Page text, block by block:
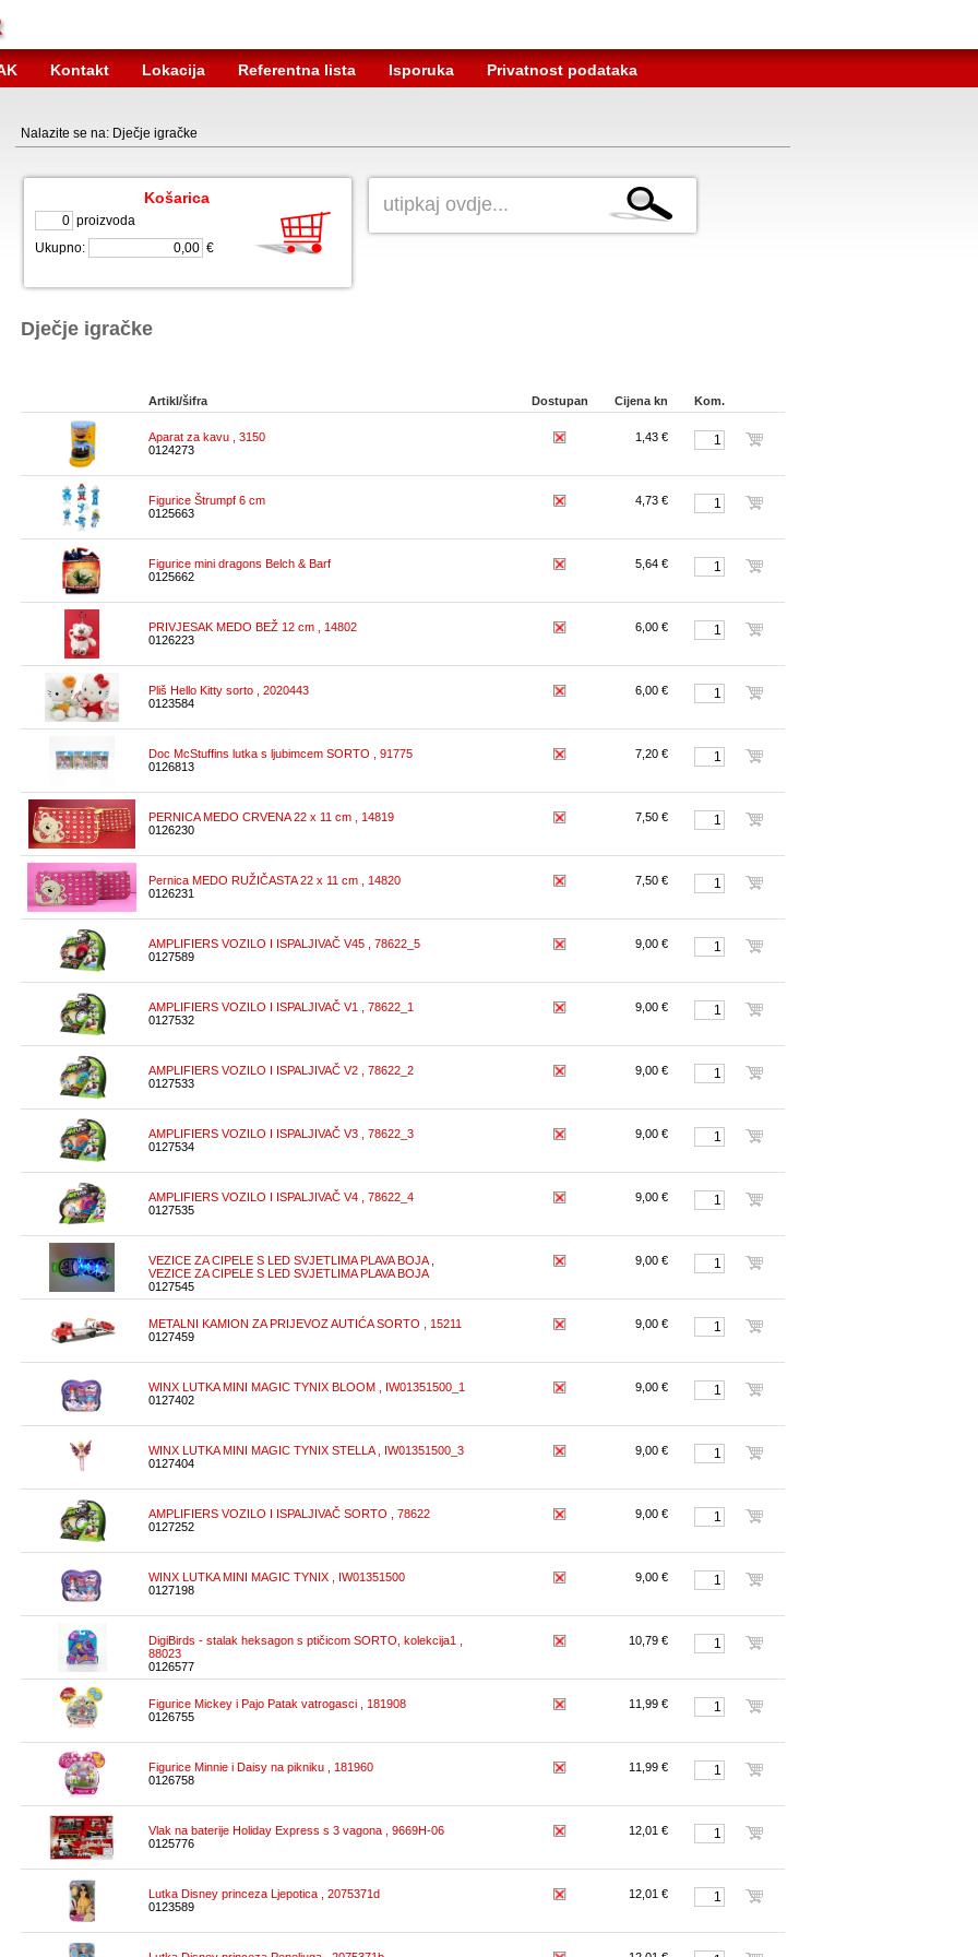
Kontakt Lokacija Referentna lista Isporuka Privatnost podataka
Nalazite se na: Dječje igračke
Košarica
proizvoda
Ukupno:
€
Dječje igračke
Artikl/šifra Dostupan Cijena kn Kom.
Aparat za kavu , 3150
0124273
1,43 €
Figurice Štrumpf 6 cm
0125663
4,73 €
Figurice mini dragons Belch & Barf
0125662
5,64 €
PRIVJESAK MEDO BEŽ 12 cm , 14802
0126223
6,00 €
Pliš Hello Kitty sorto , 2020443
0123584
6,00 €
Doc McStuffins lutka s ljubimcem SORTO , 91775
0126813
7,20 €
PERNICA MEDO CRVENA 22 x 11 cm , 14819
0126230
7,50 €
Pernica MEDO RUŽIČASTA 22 x 11 cm , 14820
0126231
7,50 €
AMPLIFIERS VOZILO I ISPALJIVAČ V45 , 78622_5
0127589
9,00 €
AMPLIFIERS VOZILO I ISPALJIVAČ V1 , 78622_1
0127532
9,00 €
AMPLIFIERS VOZILO I ISPALJIVAČ V2 , 78622_2
0127533
9,00 €
AMPLIFIERS VOZILO I ISPALJIVAČ V3 , 78622_3
0127534
9,00 €
AMPLIFIERS VOZILO I ISPALJIVAČ V4 , 78622_4
0127535
9,00 €
VEZICE ZA CIPELE S LED SVJETLIMA PLAVA BOJA ,
VEZICE ZA CIPELE S LED SVJETLIMA PLAVA BOJA
0127545
9,00 €
METALNI KAMION ZA PRIJEVOZ AUTIĆA SORTO , 15211
0127459
9,00 €
WINX LUTKA MINI MAGIC TYNIX BLOOM , IW01351500_1
0127402
9,00 €
WINX LUTKA MINI MAGIC TYNIX STELLA , IW01351500_3
0127404
9,00 €
AMPLIFIERS VOZILO I ISPALJIVAČ SORTO , 78622
0127252
9,00 €
WINX LUTKA MINI MAGIC TYNIX , IW01351500
0127198
9,00 €
DigiBirds - stalak heksagon s ptičicom SORTO, kolekcija1 ,
88023
0126577
10,79 €
Figurice Mickey i Pajo Patak vatrogasci , 181908
0126755
11,99 €
Figurice Minnie i Daisy na pikniku , 181960
0126758
11,99 €
Vlak na baterije Holiday Express s 3 vagona , 9669H-06
0125776
12,01 €
Lutka Disney princeza Ljepotica , 2075371d
0123589
12,01 €